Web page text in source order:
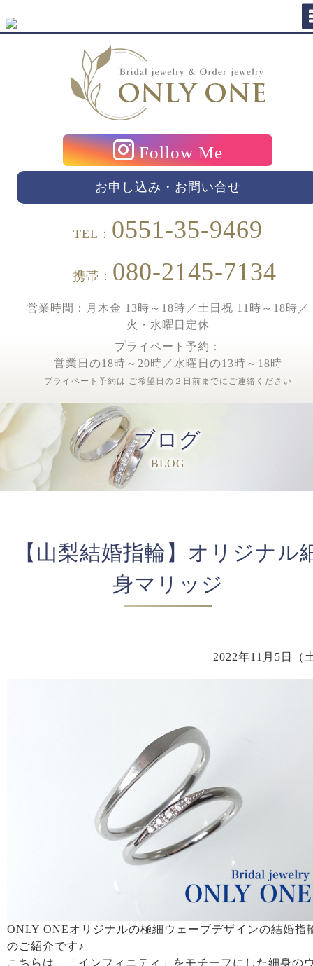
Follow Me
お申し込み・お問い合せ
TEL： 0551-35-9469
携帯： 080-2145-7134
営業時間：月木金 13時～18時／土日祝 11時～18時／
火・水曜日定休
プライベート予約：
営業日の18時～20時／水曜日の13時～18時
プライベート予約は ご希望日の２日前までにご連絡ください
ブログ
BLOG
【山梨結婚指輪】オリジナル
身マリッジ
2022年11月5日（
ONLY ONEオリジナルの極細ウェーブデザインの結婚指
のご紹介です♪
こちらは、「インフィニティ」をモチーフにした細身の